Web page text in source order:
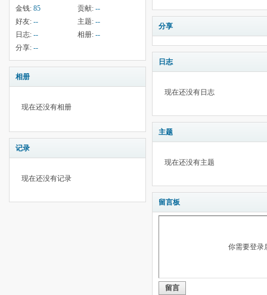
金钱: 85 贡献: --
好友: -- 主题: --
日志: -- 相册: --
分享: --
相册
现在还没有相册
记录
现在还没有记录
分享
日志
现在还没有日志
主题
现在还没有主题
留言板
你需要登录
留言